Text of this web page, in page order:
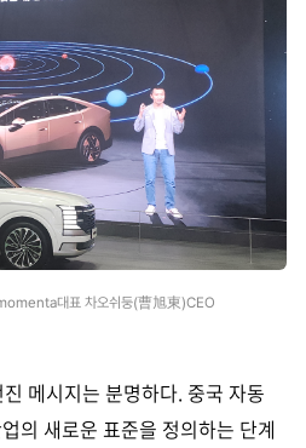
대표 차오쉬둥(曹旭東)CEO
메시지는 분명하다. 중국 자동
의 새로운 표준을 정의하는 단계